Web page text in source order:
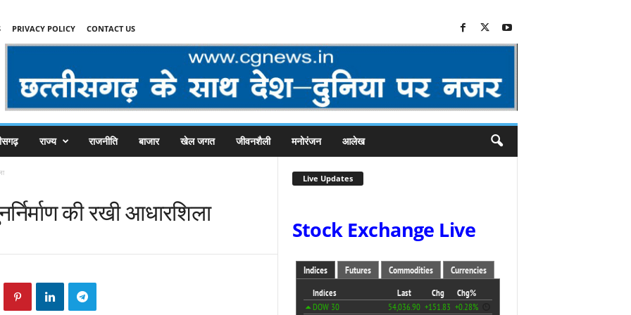
PRIVACY POLICY CONTACT US
राज्य राजनीति बाजार खेल जगत जीवनशैली मनोरंजन आलेख
की रखी आधा‍रशिला
Live Updates
Stock Exchange Live